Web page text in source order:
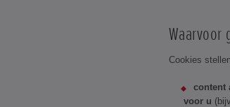
Waarvoor
Cookies
content
voor u